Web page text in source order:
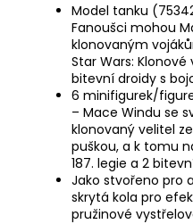
Model tanku
Fanoušci mohou
klonovaným
Star Wars:
bitevní droidy s
6 minifigurek/
– Mace Windu se
klonovaný velitel
puškou, a k tomu
187. legie a 2
Jako stvořeno pro
skrytá kola pro
pružinové